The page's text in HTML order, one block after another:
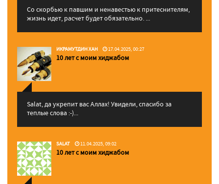
Со скорбью к павшим и ненавестью к притеснителям,
жизнь идет, расчет будет обязательно. ...
ИКРАМУТДИН ХАН 17.04.2025, 00:27
10 лет с моим хиджабом
Salat, да укрепит вас Аллаx! Увидели, спасибо за
теплые слова :-)...
SALAT 11.04.2025, 09:02
10 лет с моим хиджабом